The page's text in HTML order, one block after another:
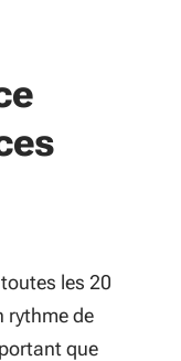
les 20
rythme de
que